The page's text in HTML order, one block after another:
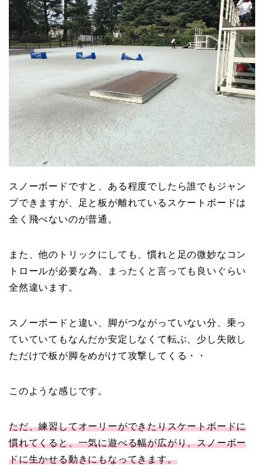
スノーボードですと、ある程度でしたら誰でもジャン
プできますが、足と板が離れているスケートボードは
全く飛べないのが普通。
また、他のトリックにしても、慣れと足の微妙なコン
トロールが必要な為、まったくと言っても良いぐらい
全然違います。
スノーボードと違い、脚がつながっていない分、乗っ
ていていてもなんだか安定しなくて転ぶ、少し失敗し
ただけで板が脚をめがけて攻撃してくる・・
このような感じです。
ただ、練習してオーリーができたりスケートボードに
慣れてくると、一気に遊べる幅が広がり、スノーボー
ドに生かせる動きにもなってきます。